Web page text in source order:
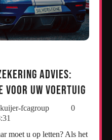
advies:
voor uw voertuig
kuijer-fcagroup
0